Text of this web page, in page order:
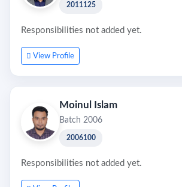
2011125
Responsibilities not added yet.
View Profile
Moinul Islam
Batch 2006
2006100
Responsibilities not added yet.